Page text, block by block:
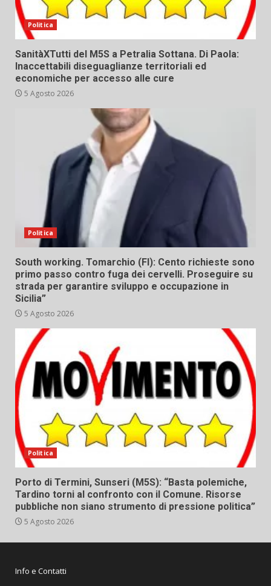
Politica
SanitàXTutti del M5S a Petralia Sottana. Di Paola:
Inaccettabili diseguaglianze territoriali ed
economiche per accesso alle cure
5 Agosto 2026
Politica
South working. Tomarchio (FI): Cento richieste sono
primo passo contro fuga dei cervelli. Proseguire su
strada per garantire sviluppo e occupazione in
Sicilia”
5 Agosto 2026
Politica
Porto di Termini, Sunseri (M5S): “Basta polemiche,
Tardino torni al confronto con il Comune. Risorse
pubbliche non siano strumento di pressione politica”
5 Agosto 2026
Info e Contatti